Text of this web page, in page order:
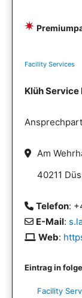
Facility Services
Klüh
Eintrag in
Facility
Am
40211
Telefon:
E-Mail:
Web: